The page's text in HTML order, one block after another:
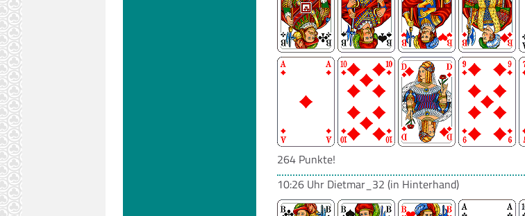
264 Punkte!
10:26 Uhr Dietmar_32 (in Hinterhand)